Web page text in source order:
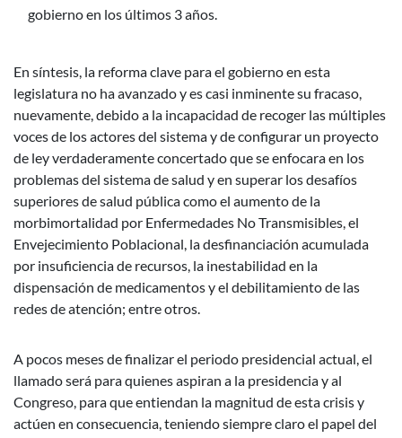
gobierno en los últimos 3 años.
En síntesis, la reforma clave para el gobierno en esta
legislatura no ha avanzado y es casi inminente su fracaso,
nuevamente, debido a la incapacidad de recoger las múltiples
voces de los actores del sistema y de configurar un proyecto
de ley verdaderamente concertado que se enfocara en los
problemas del sistema de salud y en superar los desafíos
superiores de salud pública como el aumento de la
morbimortalidad por Enfermedades No Transmisibles, el
Envejecimiento Poblacional, la desfinanciación acumulada
por insuficiencia de recursos, la inestabilidad en la
dispensación de medicamentos y el debilitamiento de las
redes de atención; entre otros.
A pocos meses de finalizar el periodo presidencial actual, el
llamado será para quienes aspiran a la presidencia y al
Congreso, para que entiendan la magnitud de esta crisis y
actúen en consecuencia, teniendo siempre claro el papel del